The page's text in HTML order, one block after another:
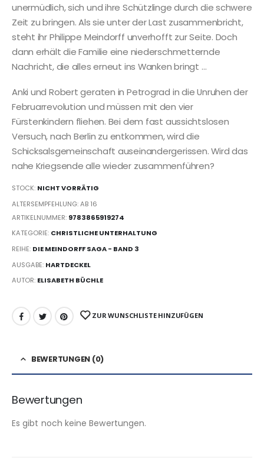
unermüdlich, sich und ihre Schützlinge durch die schwere
Zeit zu bringen. Als sie unter der Last zusammenbricht,
steht ihr Philippe Meindorff unverhofft zur Seite. Doch
dann erhält die Familie eine niederschmetternde
Nachricht, die alles erneut ins Wanken bringt …
Anki und Robert geraten in Petrograd in die Unruhen der
Februarrevolution und müssen mit den vier
Fürstenkindern fliehen. Bei dem fast aussichtslosen
Versuch, nach Berlin zu entkommen, wird die
Schicksalsgemeinschaft auseinandergerissen. Wird das
nahe Kriegsende alle wieder zusammenführen?
STOCK: NICHT VORRÄTIG
ALTERSEMPFEHLUNG: AB 16
ARTIKELNUMMER: 9783865919274
KATEGORIE: CHRISTLICHE UNTERHALTUNG
REIHE: DIE MEINDORFF SAGA - BAND 3
AUSGABE: HARTDECKEL
AUTOR: ELISABETH BÜCHLE
ZUR WUNSCHLISTE HINZUFÜGEN
BEWERTUNGEN (0)
Bewertungen
Es gibt noch keine Bewertungen.